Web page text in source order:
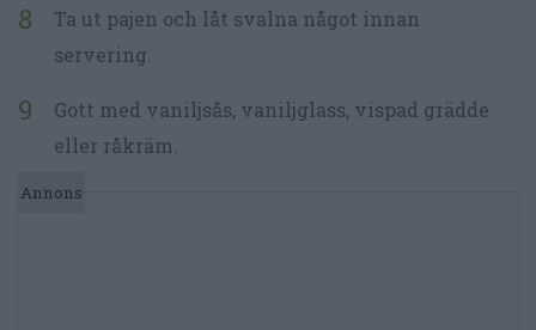
Ta ut pajen och låt svalna något innan
servering.
Gott med vaniljsås, vaniljglass, vispad grädde
eller råkräm.